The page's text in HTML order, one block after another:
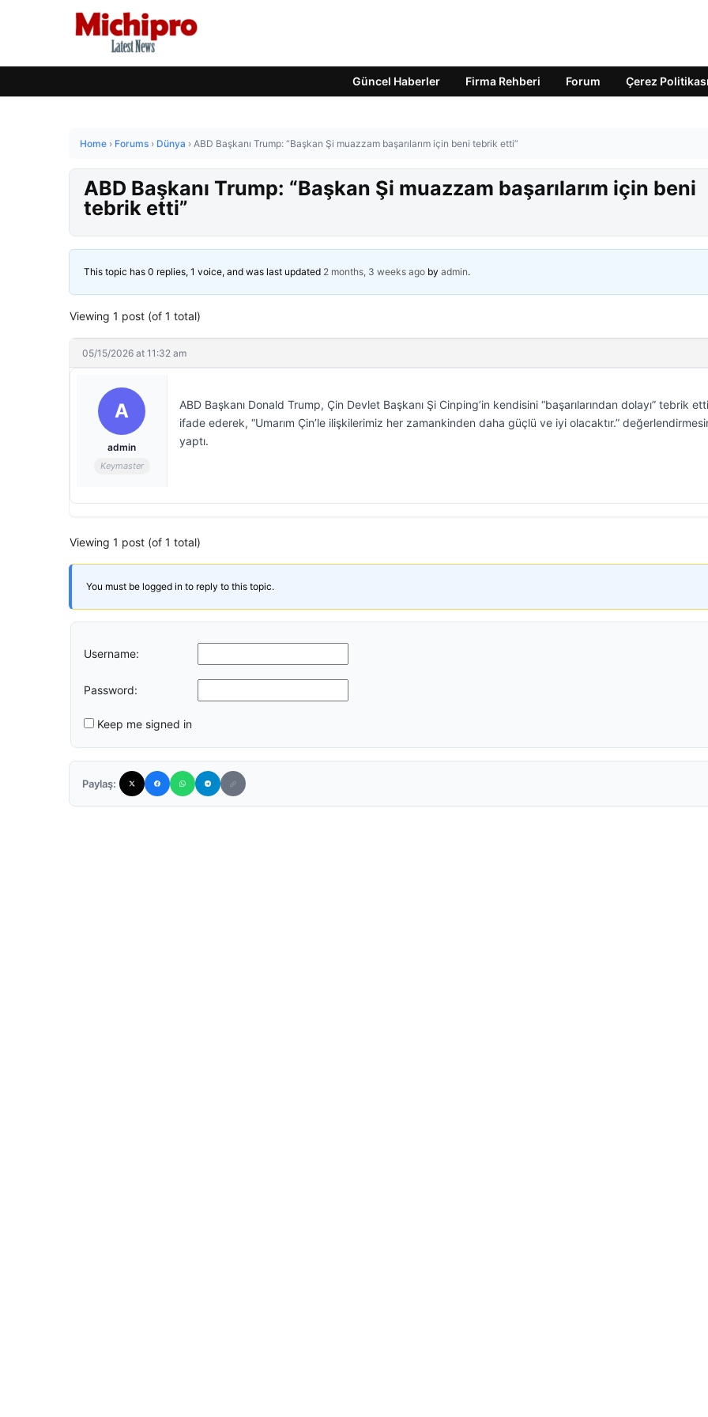
Güncel Haberler Firma Rehberi Forum Çerez Politikası
Home › Forums › Dünya › ABD Başkanı Trump: “Başkan Şi muazzam başarılarım için beni tebrik etti”
ABD Başkanı Trump: “Başkan Şi muazzam başarılarım için beni
tebrik etti”
This topic has 0 replies, 1 voice, and was last updated 2 months, 3 weeks ago by admin.
Viewing 1 post (of 1 total)
05/15/2026 at 11:32 am
A
admin
Keymaster
ABD Başkanı Donald Trump, Çin Devlet Başkanı Şi Cinping’in kendisini “başarılarından dolayı” tebrik
ifade ederek, “Umarım Çin’le ilişkilerimiz her zamankinden daha güçlü ve iyi olacaktır.”
yaptı.
Viewing 1 post (of 1 total)
You must be logged in to reply to this topic.
Username:
Password:
Keep me signed in
Paylaş: